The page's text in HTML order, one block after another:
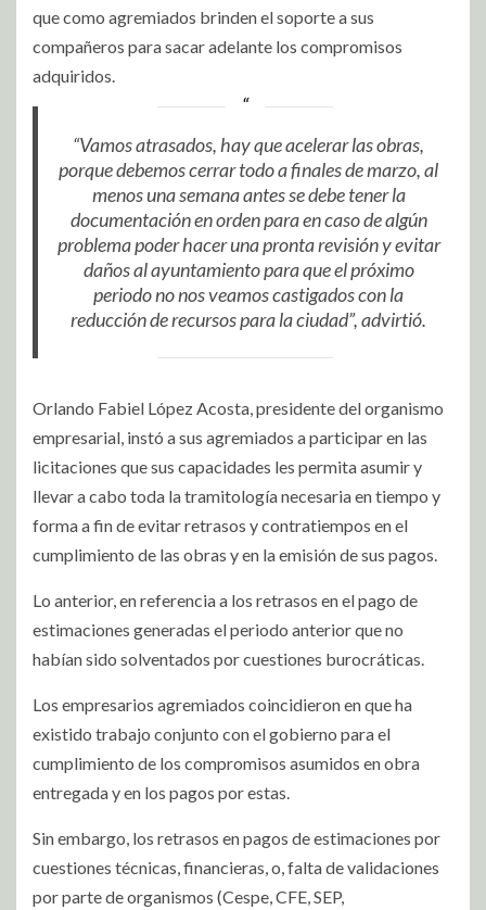
que como agremiados brinden el soporte a sus
compañeros para sacar adelante los compromisos
adquiridos.
“Vamos atrasados, hay que acelerar las obras,
porque debemos cerrar todo a finales de marzo, al
menos una semana antes se debe tener la
documentación en orden para en caso de algún
problema poder hacer una pronta revisión y evitar
daños al ayuntamiento para que el próximo
periodo no nos veamos castigados con la
reducción de recursos para la ciudad”, advirtió.
Orlando Fabiel López Acosta, presidente del organismo
empresarial, instó a sus agremiados a participar en las
licitaciones que sus capacidades les permita asumir y
llevar a cabo toda la tramitología necesaria en tiempo y
forma a fin de evitar retrasos y contratiempos en el
cumplimiento de las obras y en la emisión de sus pagos.
Lo anterior, en referencia a los retrasos en el pago de
estimaciones generadas el periodo anterior que no
habían sido solventados por cuestiones burocráticas.
Los empresarios agremiados coincidieron en que ha
existido trabajo conjunto con el gobierno para el
cumplimiento de los compromisos asumidos en obra
entregada y en los pagos por estas.
Sin embargo, los retrasos en pagos de estimaciones por
cuestiones técnicas, financieras, o, falta de validaciones
por parte de organismos (Cespe, CFE, SEP,